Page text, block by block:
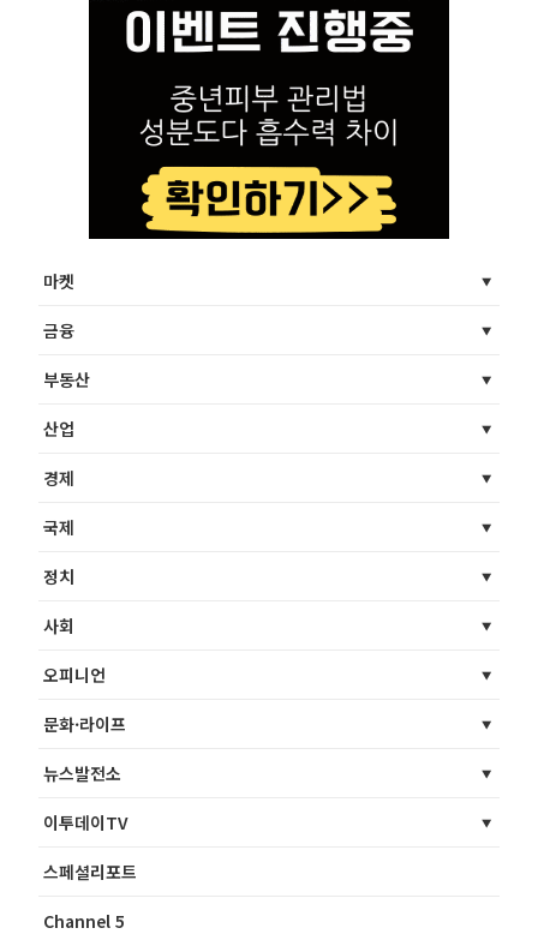
마켓
금융
부동산
산업
경제
국제
정치
사회
오피니언
문화·라이프
뉴스발전소
이투데이TV
스페셜리포트
Channel 5